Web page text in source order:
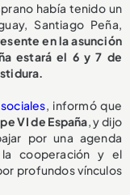
había tenido un
Santiago Peña,
en la asunción
estará el 6 y 7 de
, informó que
VI de España, y dijo
por una agenda
cooperación y el
profundos vínculos